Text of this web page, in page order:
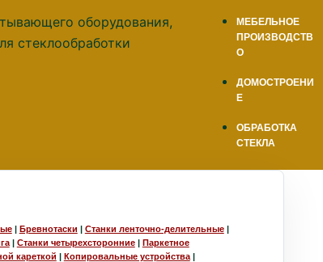
МЕБЕЛЬНОЕ
ПРОИЗВОДСТВ
О
ДОМОСТРОЕНИ
Е
ОБРАБОТКА
СТЕКЛА
| Бревнотаски Станки ленточно-делительные|
| Станки четырехсторонние|
Паркетное
кареткой Копировальные устройства|